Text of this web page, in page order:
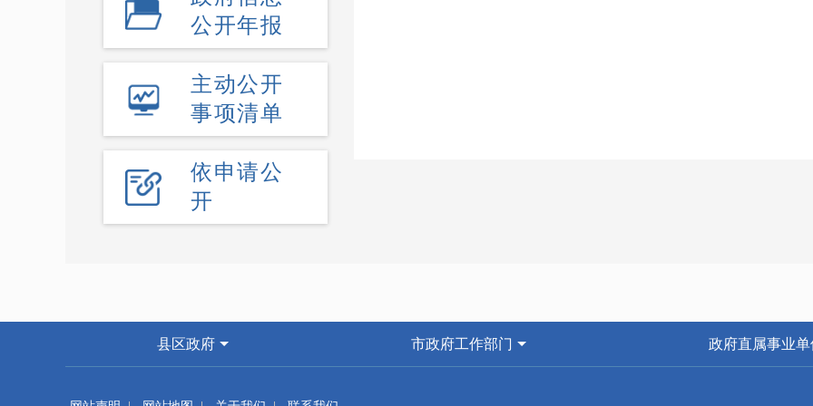
公开年报
主动公开
事项清单
依申请公
开
县区政府 市政府工作部门 政府直属事业单